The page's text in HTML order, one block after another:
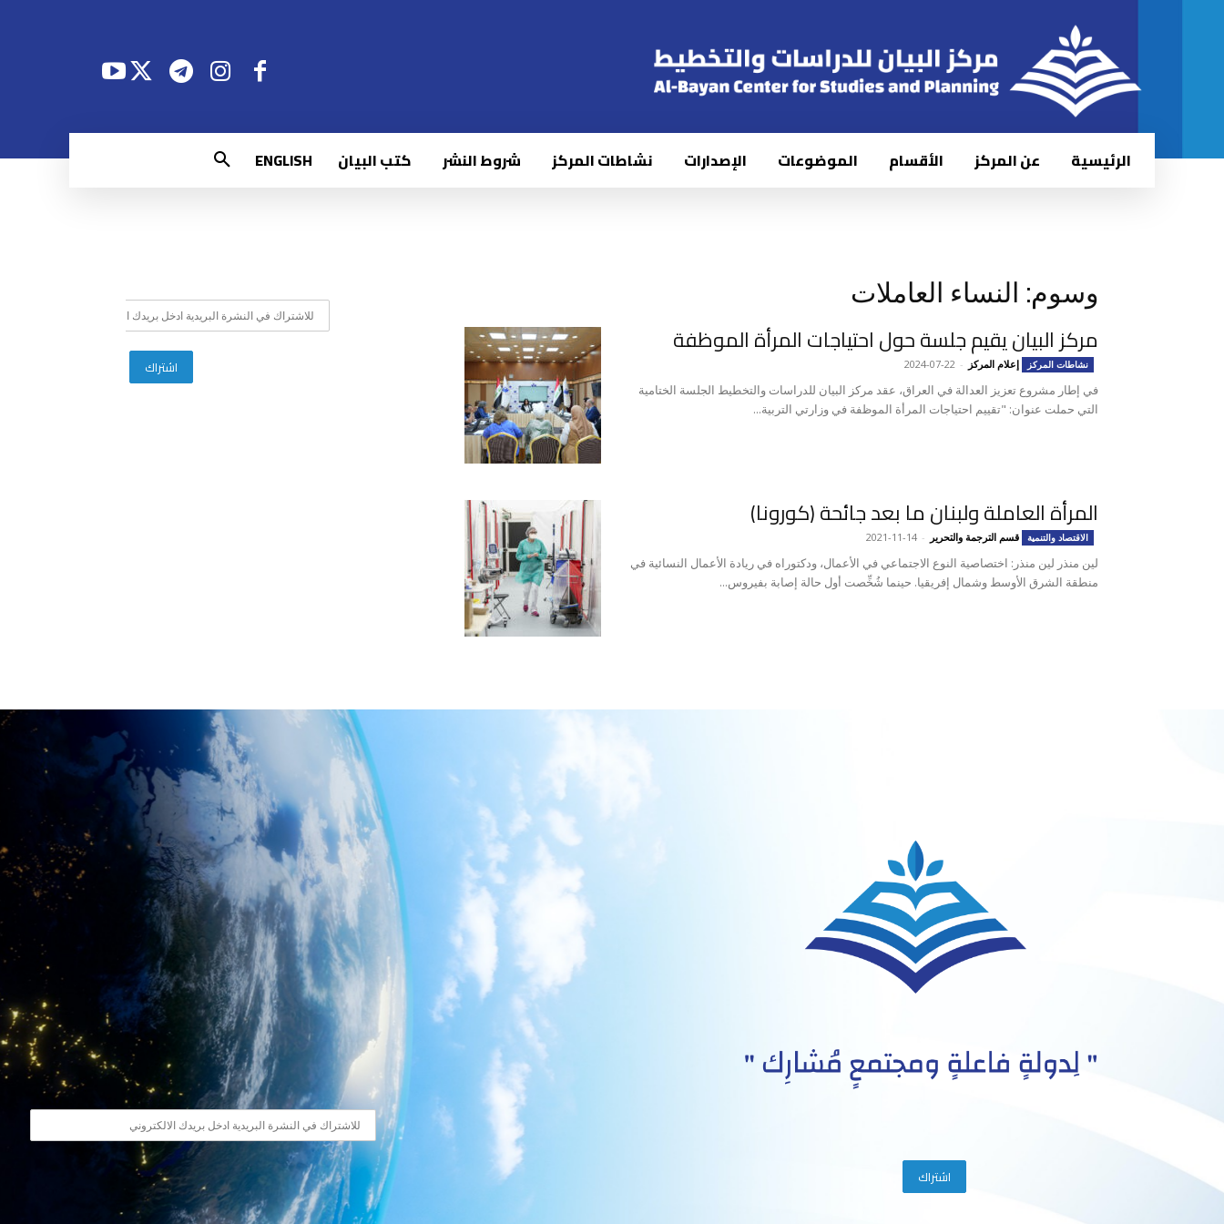
الرئيسية عن المركز الأقسام الموضوعات الإصدارات نشاطات المركز شروط النشر كتب البيان ENGLISH
وسوم: النساء العاملات
مركز البيان يقيم جلسة حول احتياجات المرأة الموظفة
نشاطات المركز إعلام المركز -
2024-07-22
في إطار مشروع تعزيز العدالة في العراق، عقد مركز البيان للدراسات والتخطيط الجلسة الختامية
التي حملت عنوان: "تقييم احتياجات المرأة الموظفة في وزارتي التربية...
المرأة العاملة ولبنان ما بعد جائحة (كورونا)
الاقتصاد والتنمية قسم الترجمة والتحرير -
2021-11-14
لين منذر لين منذر: اختصاصية النوع الاجتماعي في الأعمال، ودكتوراه في ريادة الأعمال النسائية في
منطقة الشرق الأوسط وشمال إفريقيا. حينما شُخِّصت أول حالة إصابة بفيروس...